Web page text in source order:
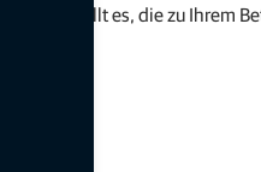
leichter fällt es, die zu Ihrem